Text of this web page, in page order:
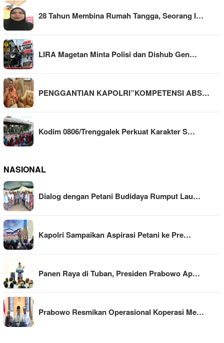
28 Tahun Membina Rumah Tangga, Seorang I…
LIRA Magetan Minta Polisi dan Dishub Gen…
PENGGANTIAN KAPOLRI”KOMPETENSI ABS…
Kodim 0806/Trenggalek Perkuat Karakter S…
NASIONAL
Dialog dengan Petani Budidaya Rumput Lau…
Kapolri Sampaikan Aspirasi Petani ke Pre…
Panen Raya di Tuban, Presiden Prabowo Ap…
Prabowo Resmikan Operasional Koperasi Me…